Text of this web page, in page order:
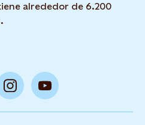
alrededor de 6.200